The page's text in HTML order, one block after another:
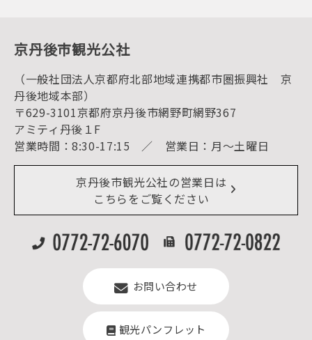
観光
海水浴
キャンプ
お宿探し
宿泊・日帰り予約（空室検索）
予約照会・予約キャンセル
宿泊施設一覧（お宿比較ページ）
アクセス
お知らせ
イベント情報
デジタル観光パンフレット
リアルタイム道路情報
よくある質問
京丹後市観光公社
（一般社団法人京都府北部地域連携都市圏振興社 京
丹後地域本部）
〒629-3101京都府京丹後市網野町網野367
アミティ丹後１F
営業時間：8:30-17:15 ／ 営業日：月～土曜日
京丹後市観光公社の営業日は
こちらをご覧ください
お問い合わせ
観光パンフレット